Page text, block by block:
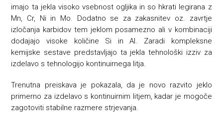
imajo ta jekla visoko vsebnost ogljika in so hkrati legirana z
Mn, Cr, Ni in Mo. Dodatno se za zakasnitev oz. zavrtje
izločanja karbidov tem jeklom posamezno ali v kombinaciji
dodajajo visoke količine Si in Al. Zaradi kompleksne
kemijske sestave predstavljajo ta jekla tehnološki izziv za
izdelavo s tehnologijo kontinuirnega litja.
Trenutna preiskava je pokazala, da je novo razvito jeklo
primerno za izdelavo s kontinuirnim litjem, kadar je mogoče
zagotoviti stabilne razmere strjevanja.